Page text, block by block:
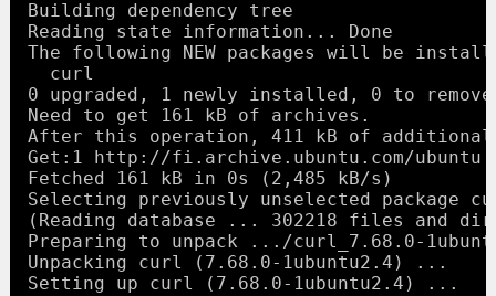
Building dependency tree
Reading state information... Done
The following NEW packages will be
  curl
0 upgraded, 1 newly installed, 0 to
Need to get 161 kB of archives.
After this operation, 411 kB of
Get:1 http://fi.archive.ubuntu.com/ubuntu
Fetched 161 kB in 0s (2,485 kB/s)
Selecting previously unselected package
(Reading database ... 302218 files and
Preparing to unpack .../curl_7.68.0-
Unpacking curl (7.68.0-1ubuntu2.4) ...
Setting up curl (7.68.0-1ubuntu2.4) ...